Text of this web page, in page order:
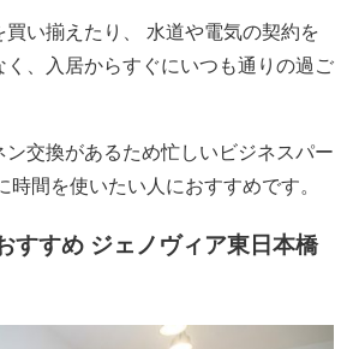
買い揃えたり、 水道や電気の契約を
く、入居からすぐにいつも通りの過ご
交換があるため忙しいビジネスパー
時間を使いたい人におすすめです。
すすめ ジェノヴィア東日本橋